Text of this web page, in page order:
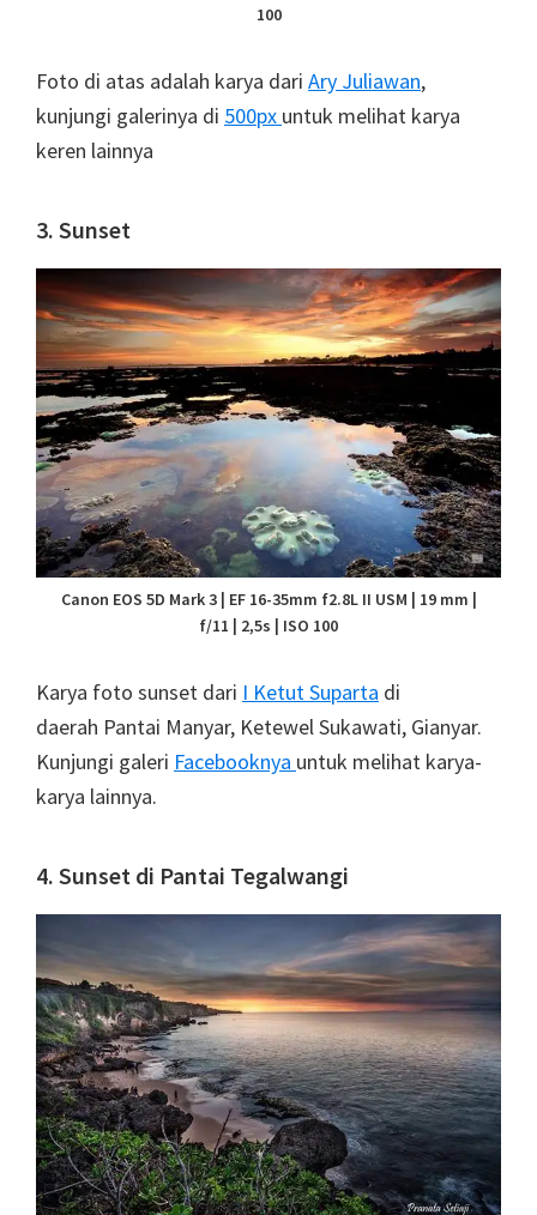
100
Foto di atas adalah karya dari Ary Juliawan,
kunjungi galerinya di 500px untuk melihat karya
keren lainnya
3. Sunset
Canon EOS 5D Mark 3 | EF 16-35mm f2.8L II USM | 19 mm |
f/11 | 2,5s | ISO 100
Karya foto sunset dari I Ketut Suparta di
daerah Pantai Manyar, Ketewel Sukawati, Gianyar.
Kunjungi galeri Facebooknya untuk melihat karya-
karya lainnya.
4. Sunset di Pantai Tegalwangi